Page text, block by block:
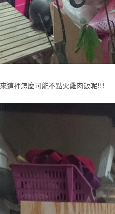
來這裡怎麼可能不點火雞肉飯呢!!!